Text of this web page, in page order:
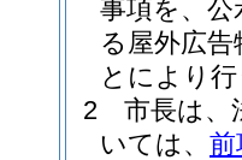
事項を、
る屋外広
とにより
2
市長は、
いては、 前